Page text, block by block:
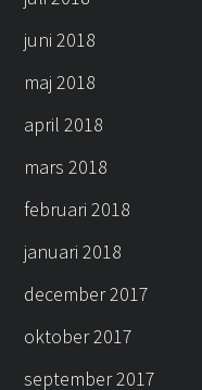
juni 2018
maj 2018
april 2018
mars 2018
februari 2018
januari 2018
december 2017
oktober 2017
september 2017